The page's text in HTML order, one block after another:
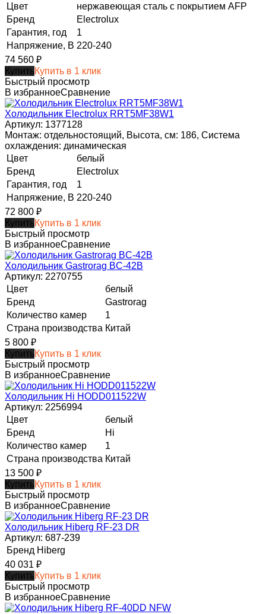
Цвет
нержавеющая сталь с покрытием AFP
Бренд
Electrolux
Гарантия, год
1
Напряжение, В 220-240
74 560 ₽
КупитьКупить в 1 клик
Быстрый просмотр
В избранноеСравнение
Холодильник Electrolux RRT5MF38W1
Артикул: 1377128
Монтаж: отдельностоящий, Высота, см: 186, Система
охлаждения: динамическая
Цвет
белый
Бренд
Electrolux
Гарантия, год
1
Напряжение, В 220-240
72 800 ₽
КупитьКупить в 1 клик
Быстрый просмотр
В избранноеСравнение
Холодильник Gastrorag BC-42B
Артикул: 2270755
Цвет
белый
Бренд
Gastrorag
Количество камер
1
Страна производства Китай
5 800 ₽
КупитьКупить в 1 клик
Быстрый просмотр
В избранноеСравнение
Холодильник Hi HODD011522W
Артикул: 2256994
Цвет
белый
Бренд
Hi
Количество камер
1
Страна производства Китай
13 500 ₽
КупитьКупить в 1 клик
Быстрый просмотр
В избранноеСравнение
Холодильник Hiberg RF-23 DR
Артикул: 687-239
Бренд Hiberg
40 031 ₽
КупитьКупить в 1 клик
Быстрый просмотр
В избранноеСравнение